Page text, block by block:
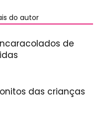
do autor
de
das crianças